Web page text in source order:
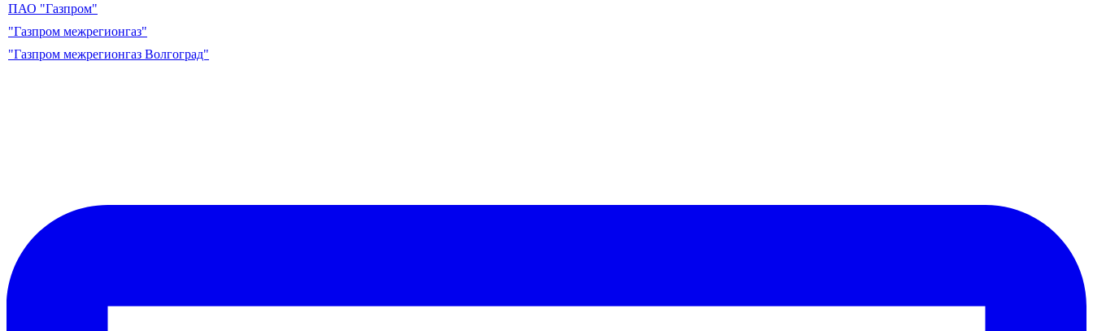
ПАО "Газпром"
"Газпром межрегионгаз"
"Газпром межрегионгаз Волгоград"